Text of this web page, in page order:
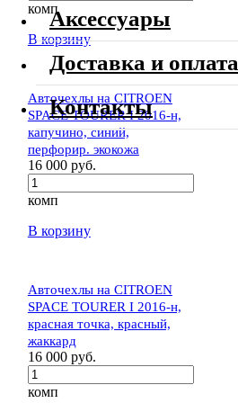
комп
В корзину
Авточехлы на CITROEN
SPACE TOURER I 2016-н,
капучино, синий,
перфорир. экокожа
16 000 руб.
комп
В корзину
Авточехлы на CITROEN
SPACE TOURER I 2016-н,
красная точка, красный,
жаккард
16 000 руб.
комп
Аксессуары
Доставка и оплата
Контакты